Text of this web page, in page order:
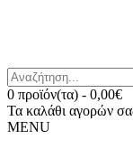
0 προϊόν(τα) - 0,00€
Τα καλάθι αγορών
MENU